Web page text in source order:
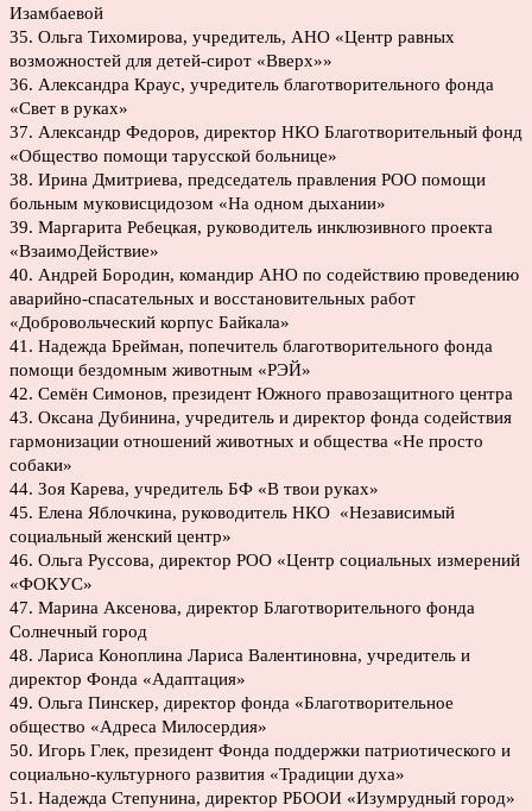
Изамбаевой
35. Ольга Тихомирова, учредитель, АНО «Центр равных
возможностей для детей-сирот «Вверх»»
36. Александра Краус, учредитель благотворительного фонда
«Свет в руках»
37. Александр Федоров, директор НКО Благотворительный фонд
«Общество помощи тарусской больнице»
38. Ирина Дмитриева, председатель правления РОО помощи
больным муковисцидозом «На одном дыхании»
39. Маргарита Ребецкая, руководитель инклюзивного проекта
«ВзаимоДействие»
40. Андрей Бородин, командир АНО по содействию проведению
аварийно-спасательных и восстановительных работ
«Добровольческий корпус Байкала»
41. Надежда Брейман, попечитель благотворительного фонда
помощи бездомным животным «РЭЙ»
42. Семён Симонов, президент Южного правозащитного центра
43. Оксана Дубинина, учредитель и директор фонда содействия
гармонизации отношений животных и общества «Не просто
собаки»
44. Зоя Карева, учредитель БФ «В твои руках»
45. Елена Яблочкина, руководитель НКО «Независимый
социальный женский центр»
46. Ольга Руссова, директор РОО «Центр социальных измерений
«ФОКУС»
47. Марина Аксенова, директор Благотворительного фонда
Солнечный город
48. Лариса Коноплина Лариса Валентиновна, учредитель и
директор Фонда «Адаптация»
49. Ольга Пинскер, директор фонда «Благотворительное
общество «Адреса Милосердия»
50. Игорь Глек, президент Фонда поддержки патриотического и
социально-культурного развития «Традиции духа»
51. Надежда Степунина, директор РБООИ «Изумрудный город»